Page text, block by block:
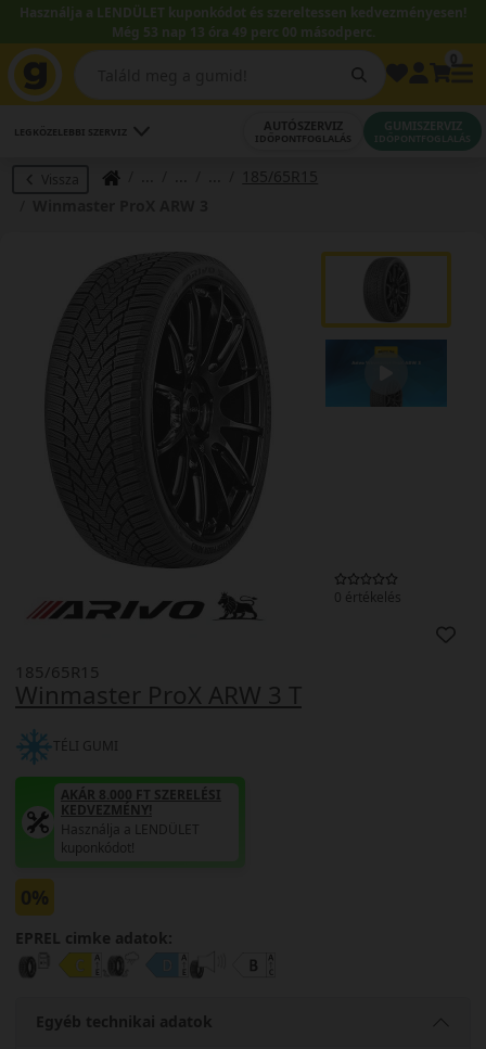
Használja a LENDÜLET kuponkódot és szereltessen kedvezményesen!
Még 53 nap 13 óra 48 perc 59 másodperc.
LEGKÖZELEBBI SZERVIZ AUTÓSZERVIZ
IDŐPONTFOGLALÁS
GUMISZERVIZ
IDŐPONTFOGLALÁS
Vissza
185/65R15
0 értékelés
Winmaster ProX ARW 3 T
185/65R15
TÉLI GUMI
AKÁR 8.000 FT SZERELÉSI
KEDVEZMÉNY!
Használja a LENDÜLET
kuponkódot!
0%
EPREL cimke adatok:
Egyéb technikai adatok